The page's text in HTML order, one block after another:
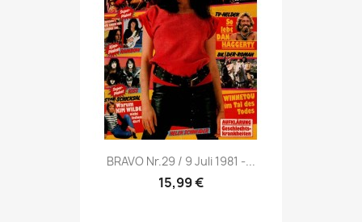
Vorschau
BRAVO Nr.29 / 9 Juli 1981 -...
15,99 €